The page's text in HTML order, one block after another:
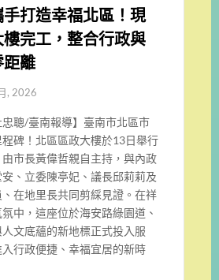
打造幸福北區！現
完工，整合行政與
離
, 2026
忠聰/臺南報導】臺南市北區市
碑！北區區政大樓於13日舉行
市長黃偉哲親自主持，與內政
、立委陳亭妃、議長邱莉莉及
在地里長共同剪綵見證。在祥
中，這座位於海安路綠園道、
文底蘊的新地標正式投入服
行政便捷、幸福宜居的新時